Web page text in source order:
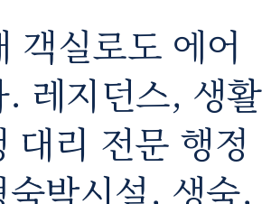
객실로도 에어
레지던스, 생활
대리 전문 행정
박시설, 생숙,